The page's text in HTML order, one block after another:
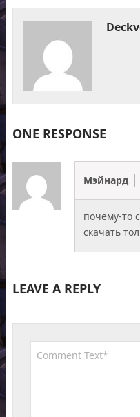
ONE RESPONSE
Мэйнард
почему-то
скачать
LEAVE A REPLY